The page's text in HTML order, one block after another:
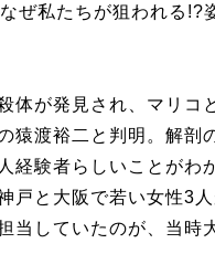
ぜ私たちが狙われる
体が発見され、マリコ
猿渡裕二と判明。解
経験者らしいことがわ
戸と大阪で若い女性3
当していたのが、当時